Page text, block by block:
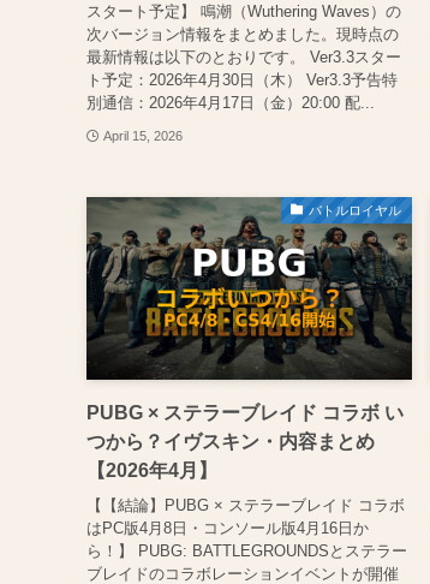
スタート予定】 鳴潮（Wuthering Waves）の
次バージョン情報をまとめました。現時点の
最新情報は以下のとおりです。 Ver3.3スター
ト予定：2026年4月30日（木） Ver3.3予告特
別通信：2026年4月17日（金）20:00 配...
April 15, 2026
バトルロイヤル
PUBG × ステラーブレイド コラボ い
つから？イヴスキン・内容まとめ
【2026年4月】
【【結論】PUBG × ステラーブレイド コラボ
はPC版4月8日・コンソール版4月16日か
ら！】 PUBG: BATTLEGROUNDSとステラー
ブレイドのコラボレーションイベントが開催